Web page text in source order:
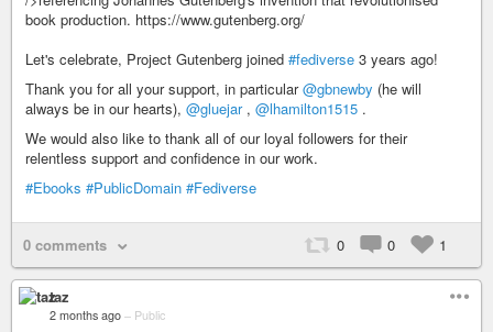
Let's celebrate, Project Gutenberg joined #fediverse 3 years ago!
Thank you for all your support, in particular@gbnewby (he will
always be in our hearts), @gluejar, @lhamilton1515 .
We would also like to thank all of our loyal followers for their
relentless support and confidence in our work.
#Ebooks #PublicDomain #Fediverse
0 comments 0 0 1
taz
2 months ago – Public